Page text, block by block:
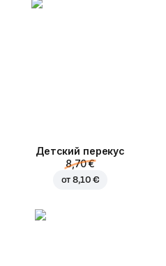
Детский перекус
8,70 €
от8,10 €